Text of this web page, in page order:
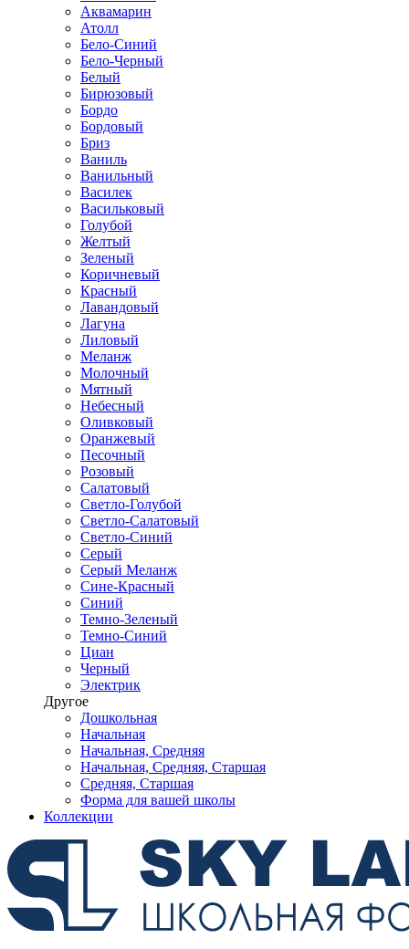
Аквамарин
Атолл
Бело-Синий
Бело-Черный
Белый
Бирюзовый
Бордо
Бордовый
Бриз
Ваниль
Ванильный
Василек
Васильковый
Голубой
Желтый
Зеленый
Коричневый
Красный
Лавандовый
Лагуна
Лиловый
Меланж
Молочный
Мятный
Небесный
Оливковый
Оранжевый
Песочный
Розовый
Салатовый
Светло-Голубой
Светло-Салатовый
Светло-Синий
Серый
Серый Меланж
Сине-Красный
Синий
Темно-Зеленый
Темно-Синий
Циан
Черный
Электрик
Другое
Дошкольная
Начальная
Начальная, Средняя
Начальная, Средняя, Старшая
Средняя, Старшая
Форма для вашей школы
Коллекции